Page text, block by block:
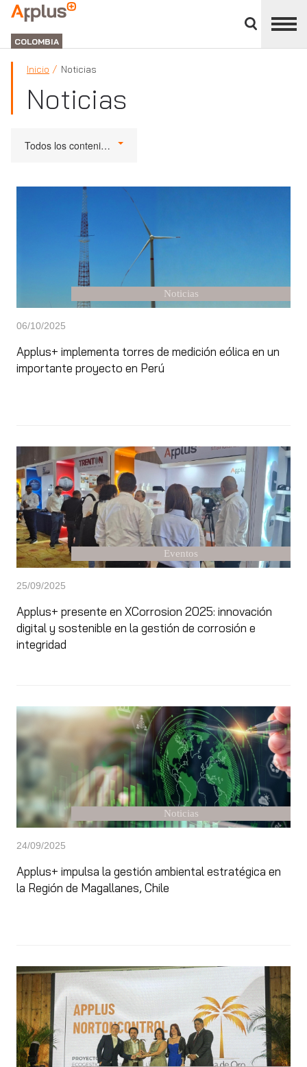
panel
APPLUS+
GROUP
COLOMBIA
Inicio Noticias
Noticias
Todos los contenidos
Noticias
06/10/2025
Applus+ implementa torres de medición eólica en un
importante proyecto en Perú
Eventos
25/09/2025
Applus+ presente en XCorrosion 2025: innovación
digital y sostenible en la gestión de corrosión e
integridad
Noticias
24/09/2025
Applus+ impulsa la gestión ambiental estratégica en
la Región de Magallanes, Chile